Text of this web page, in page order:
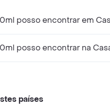
posso encontrar em
posso encontrar na
países